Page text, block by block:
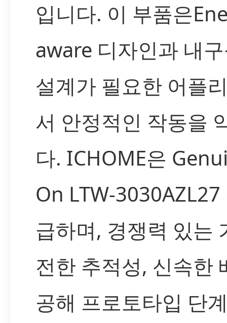
입니다. 이 부품은
aware 디자인과 내
설계가 필요한 어플
서 안정적인 작동을
다. ICHOME은
On LTW-
급하며, 경쟁력 있는
전한 추적성, 신속한
공해 프로토타입 단